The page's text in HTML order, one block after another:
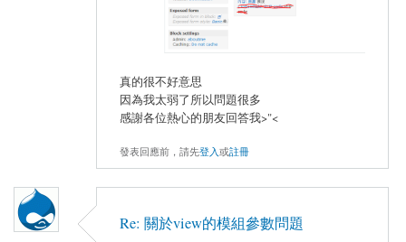
真的很不好意思
因為我太弱了所以問題很多
感謝各位熱心的朋友回答我>"<
發表回應前，請先登入或註冊
Re: 關於view的模組參數問題